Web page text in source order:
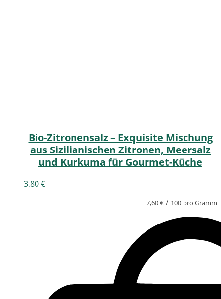
Bio-Zitronensalz – Exquisite Mischung
aus Sizilianischen Zitronen, Meersalz
und Kurkuma für Gourmet-Küche
3,80€
7,60€ / 100 pro Gramm